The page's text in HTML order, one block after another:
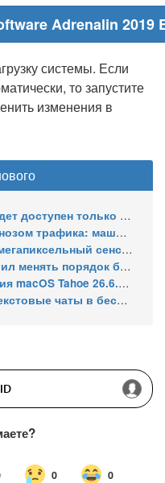
Adrenalin 2019
системы. Если
то запустите
изменения в
на флагманских чипсетах
обошли людей в мае 2026
сенсор ISOCELL HPC с DeepPix
порядок блоков шторки
для устранения уязвимости общего доступа к экрану
в бесплатном ChatGPT